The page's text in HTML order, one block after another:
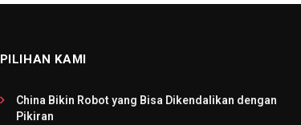
PILIHAN KAMI
China Bikin Robot yang Bisa Dikendalikan dengan
Pikiran